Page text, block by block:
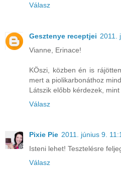
Válasz
Gesztenye receptjei 2011.
Vianne, Erinace!
KÖszi, közben én is
mert a piolikarbonáthoz
Látszik előbb kérdezek,
Válasz
Pixie Pie 2011. június 9.
Isteni lehet! Tesztelésre
Válasz